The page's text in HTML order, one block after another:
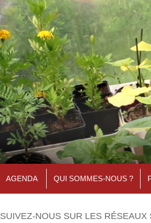
AGENDA QUI SOMMES-NOUS ?
SUIVEZ-NOUS SUR LES RÉSEAUX